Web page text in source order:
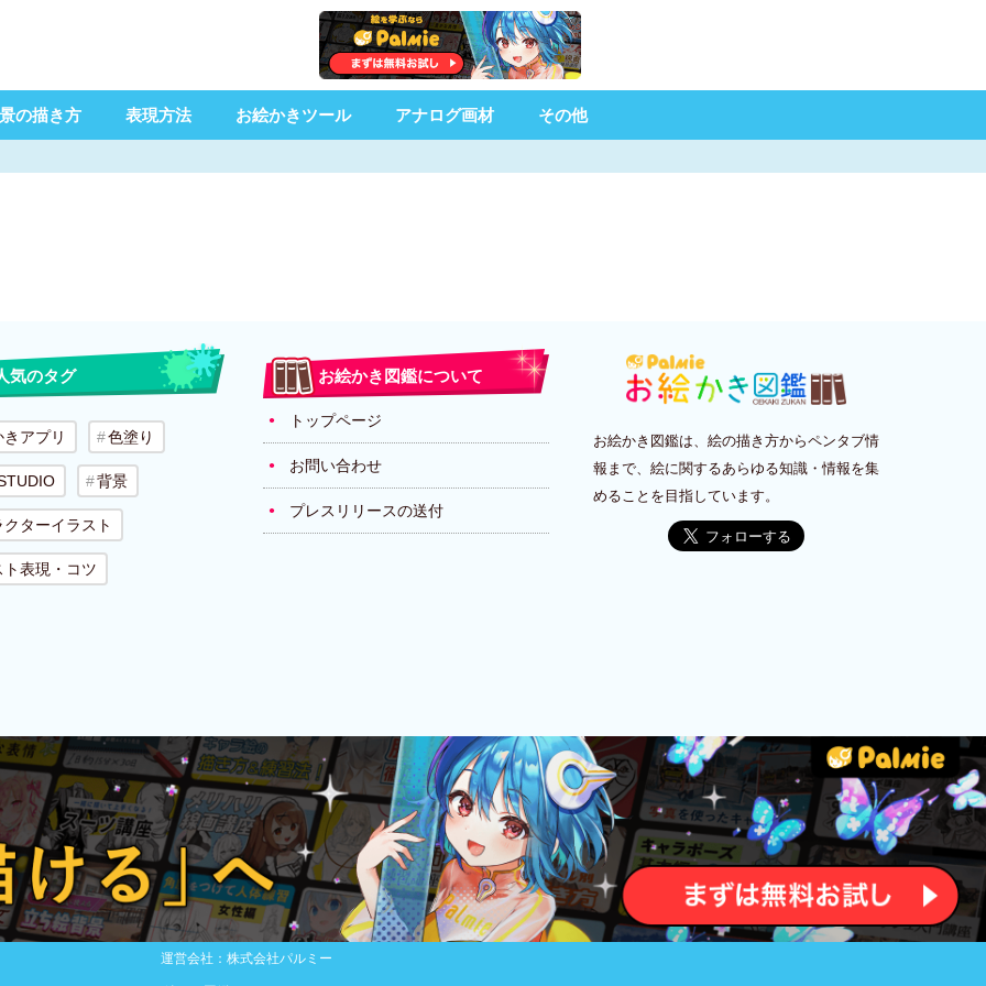
の描き方 表現方法 お絵かきツール アナログ画材 その他
気のタグ
アプリ 色塗り
背景
ターイラスト
ト表現・コツ
お絵かき図鑑について
トップページ
お問い合わせ
プレスリリースの送付
お絵かき図鑑は、絵の描き方からペンタブ情
報まで、絵に関するあらゆる知識・情報を集
めることを目指しています。
運営会社：株式会社パルミー